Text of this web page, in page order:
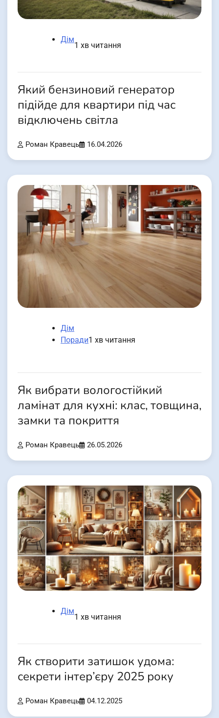
Дім
1 хв читання
Який бензиновий генератор
підійде для квартири під час
відключень світла
Роман Кравець 16.04.2026
Дім
Поради1 хв читання
Як вибрати вологостійкий
ламінат для кухні: клас, товщина,
замки та покриття
Роман Кравець 26.05.2026
Дім
1 хв читання
Як створити затишок удома:
секрети інтер’єру 2025 року
Роман Кравець 04.12.2025